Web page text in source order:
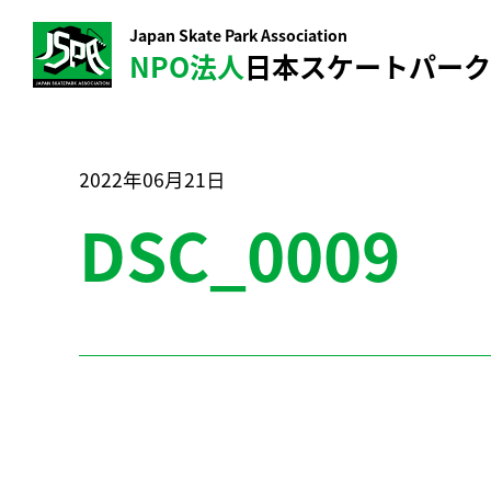
Japan Skate Park Association
NPO法人日本スケートパー
2022年06月21日
DSC_0009